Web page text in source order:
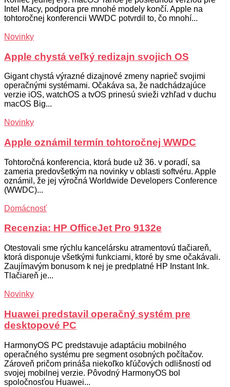
Intel Macy, podpora pre mnohé modely končí. Apple na
tohtoročnej konferencii WWDC potvrdil to, čo mnohí...
Novinky
Apple chystá veľký redizajn svojich OS
Gigant chystá výrazné dizajnové zmeny naprieč svojimi
operačnými systémami. Očakáva sa, že nadchádzajúce
verzie iOS, watchOS a tvOS prinesú svieži vzhľad v duchu
macOS Big...
Novinky
Apple oznámil termín tohtoročnej WWDC
Tohtoročná konferencia, ktorá bude už 36. v poradí, sa
zameria predovšetkým na novinky v oblasti softvéru. Apple
oznámil, že jej výročná Worldwide Developers Conference
(WWDC)...
Domácnosť
Recenzia: HP OfficeJet Pro 9132e
Otestovali sme rýchlu kancelársku atramentovú tlačiareň,
ktorá disponuje všetkými funkciami, ktoré by sme očakávali.
Zaujímavým bonusom k nej je predplatné HP Instant Ink.
Tlačiareň je...
Novinky
Huawei predstavil operačný systém pre
desktopové PC
HarmonyOS PC predstavuje adaptáciu mobilného
operačného systému pre segment osobných počítačov.
Zároveň pričom prináša niekoľko kľúčových odlišností od
svojej mobilnej verzie. Pôvodný HarmonyOS bol
spoločnosťou Huawei...